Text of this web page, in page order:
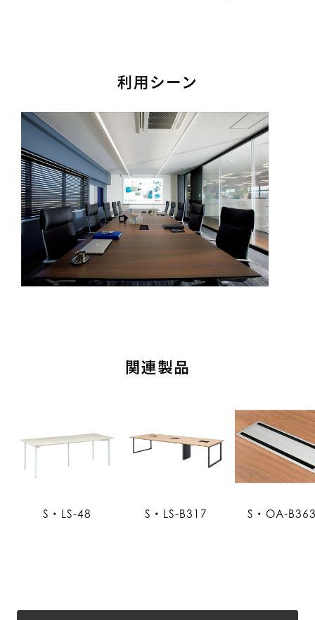
利用シーン
関連製品
S・LS-48 S・LS-B317 S・OA-